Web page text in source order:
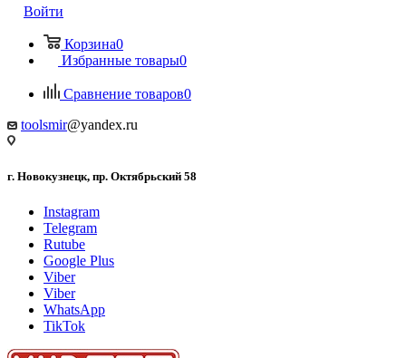
Войти
Корзина0
Избранные товары0
Сравнение товаров0
toolsmir@yandex.ru
г. Новокузнецк, пр. Октябрьский 58
Instagram
Telegram
Rutube
Google Plus
Viber
Viber
WhatsApp
TikTok